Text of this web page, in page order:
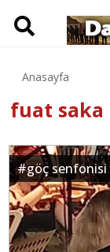
Anasayfa
fuat saka
#göç senfonisi